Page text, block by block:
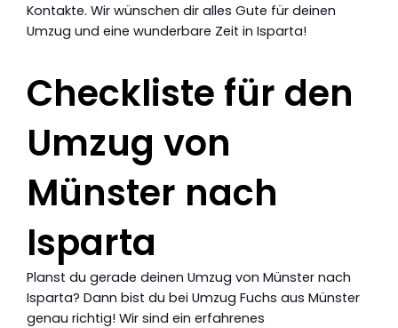
Kontakte. Wir wünschen dir alles Gute für deinen
Umzug und eine wunderbare Zeit in Isparta!
Checkliste für den
Umzug von
Münster nach
Isparta
Planst du gerade deinen Umzug von Münster nach
Isparta? Dann bist du bei Umzug Fuchs aus Münster
genau richtig! Wir sind ein erfahrenes